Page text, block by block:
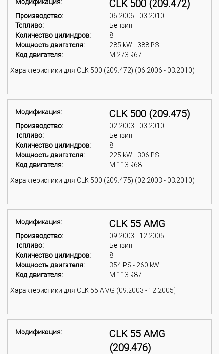
Модификация: CLK 500 (209.472)
Производство:
06.2006 - 03.2010
Топливо:
Бензин
Количество цилиндров:
8
Мощность двигателя:
285 kW - 388 PS
Код двигателя:
M 273.967
Характеристики для CLK 500 (209.472) (06.2006 - 03.2010)
Модификация: CLK 500 (209.475)
Производство:
02.2003 - 03.2010
Топливо:
Бензин
Количество цилиндров:
8
Мощность двигателя:
225 kW - 306 PS
Код двигателя:
M 113.968
Характеристики для CLK 500 (209.475) (02.2003 - 03.2010)
Модификация: CLK 55 AMG
Производство:
09.2003 - 12.2005
Топливо:
Бензин
Количество цилиндров:
8
Мощность двигателя:
354 PS - 260 kW
Код двигателя:
M 113.987
Характеристики для CLK 55 AMG (09.2003 - 12.2005)
Модификация:
CLK 55 AMG
(209.476)